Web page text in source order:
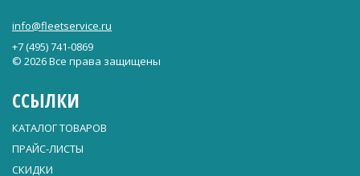
info@fleetservice.ru
+7 (495) 741-0869
© 2026 Все права защищены
ССЫЛКИ
КАТАЛОГ ТОВАРОВ
ПРАЙС-ЛИСТЫ
СКИДКИ